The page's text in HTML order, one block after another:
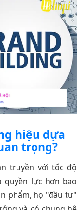
hiệu dựa
trọng?
truyền với tốc độ
quyền lực hơn bao
phẩm, họ "đầu tư"